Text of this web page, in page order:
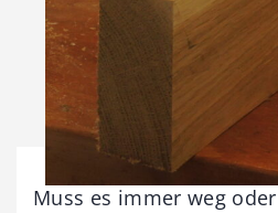
Muss es immer weg